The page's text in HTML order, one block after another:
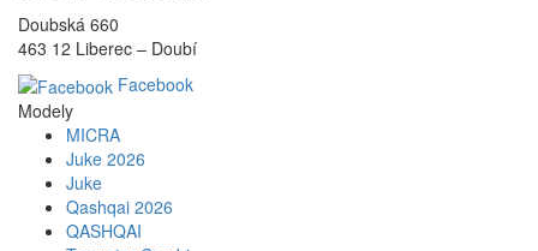
Doubská 660
463 12 Liberec – Doubí
Facebook
Modely
MICRA
Juke 2026
Juke
Qashqai 2026
QASHQAI